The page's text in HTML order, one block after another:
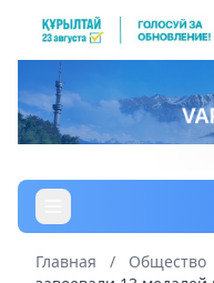
Главная / Общество